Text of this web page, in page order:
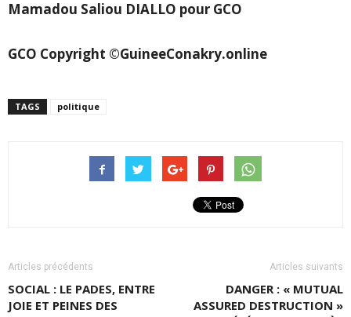
Mamadou Saliou DIALLO pour GCO
GCO Copyright ©GuineeConakry.online
TAGS politique
Articles précédents
SOCIAL : LE PADES, ENTRE
JOIE ET PEINES DES
Articles suivants
DANGER : « MUTUAL
ASSURED DESTRUCTION »